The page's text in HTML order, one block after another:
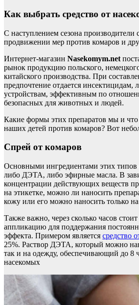
Как выбрать средство от
С наступлением сезона производители
продвижении мер против комаров и
Интернет-магазин Nasekomym.net
рынок продукцию польского,
китайского производства. При
предпочтение отдается инсектицидам,
устройствам, эффективным по
безопасных для животных и людей.
Какие формы этих препаратов мы и что
наших детей против комаров? Вот
Спрей от комаров
Основными ингредиентами этих типов
либо ДЭТА, либо эфирные масла. В
концентрации действующих веществ
на этикетке, можно ли наносить
кожу или его можно наносить только
Также важно, через сколько часов
аппликацию для поддержания
эффекта. Примером является средство
25%. Раствор ДЭТА, который можно
так и на одежду, обеспечивающий до 8
насекомых